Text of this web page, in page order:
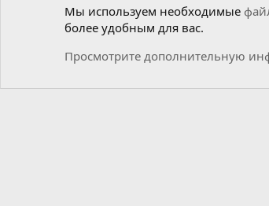
Форумы Файлики
Мы используем необходимые
более удобным для вас.
Просмотрите дополнительную